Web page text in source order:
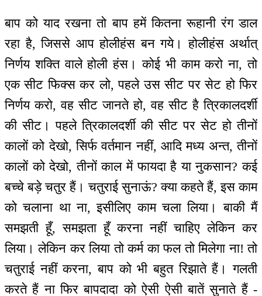
बाप को याद रखना तो बाप हमें कितना रूहानी रंग डाल
रहा है, जिससे आप होलीहंस बन गये। होलीहंस अर्थात्
निर्णय शक्ति वाले होली हंस। कोई भी काम करो ना, तो
एक सीट फिक्स कर लो, पहले उस सीट पर सेट हो फिर
निर्णय करो, वह सीट जानते हो, वह सीट है त्रिकालदर्शी
की सीट। पहले त्रिकालदर्शी की सीट पर सेट हो तीनों
कालों को देखो, सिर्फ वर्तमान नहीं, आदि मध्य अन्त, तीनों
कालों को देखो, तीनों काल में फायदा है या नुकसान? कई
बच्चे बड़े चतुर हैं। चतुराई सुनाऊं? क्या कहते हैं, इस काम
को चलाना था ना, इसीलिए काम चला लिया। बाकी मैं
समझती हूँ, समझता हूँ करना नहीं चाहिए लेकिन कर
लिया। लेकिन कर लिया तो कर्म का फल तो मिलेगा ना! तो
चतुराई नहीं करना, बाप को भी बहुत रिझाते हैं। गलती
करते हैं ना फिर बापदादा को ऐसी ऐसी बातें सुनाते हैं -